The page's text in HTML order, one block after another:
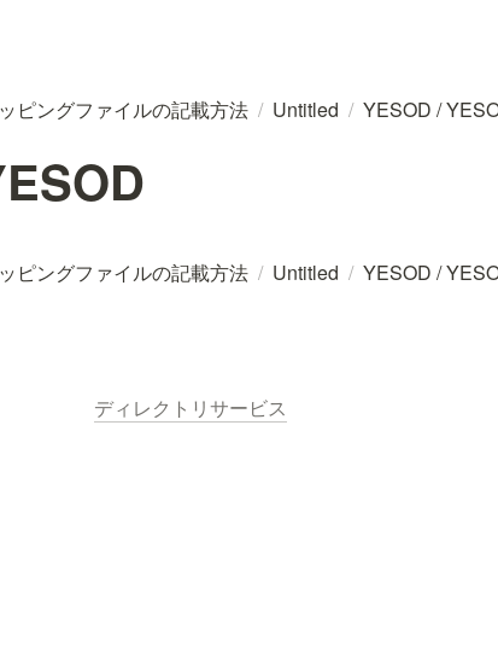
ピングファイルの記載方法 / Untitled / YESOD /
ピングファイルの記載方法 / Untitled / YESOD /
ディレクトリサービス